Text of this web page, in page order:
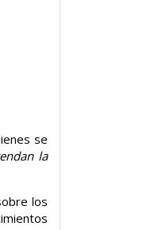
se
la
los